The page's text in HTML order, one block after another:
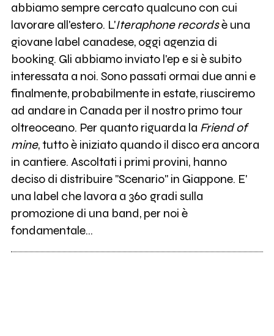
abbiamo sempre cercato qualcuno con cui
lavorare all'estero. L'Iteraphone recordsè una
giovane label canadese, oggi agenzia di
booking. Gli abbiamo inviato l'ep e si è subito
interessata a noi. Sono passati ormai due anni e
finalmente, probabilmente in estate, riusciremo
ad andare in Canada per il nostro primo tour
oltreoceano. Per quanto riguarda la Friend of
mine, tutto è iniziato quando il disco era ancora
in cantiere. Ascoltati i primi provini, hanno
deciso di distribuire "Scenario" in Giappone. E'
una label che lavora a 360 gradi sulla
promozione di una band, per noi è
fondamentale...